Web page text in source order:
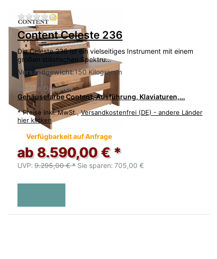
Zu diesem Produkt liegen noch keine
Content Celeste 236
Die Celeste 236 ist ein vielseitiges Instrument mit einem
großen stilistischen Spektru…
Versandgewicht:150 Kilogramm
Weitere Optionen:
Gehäusefarbe Content, Ausführung, Klaviaturen,...
* Preise inkl. MwSt.,Versandkostenfrei (DE) - andere Länder
hier klicken
Verfügbarkeit auf Anfrage
ab 8.590,00 € *
UVP: 9.295,00 € * Sie sparen: 705,00 €